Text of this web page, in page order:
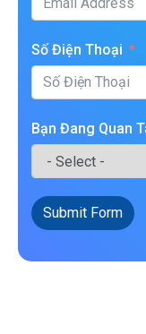
Số Điện Thoại
Bạn Đang Quan
Submit Form